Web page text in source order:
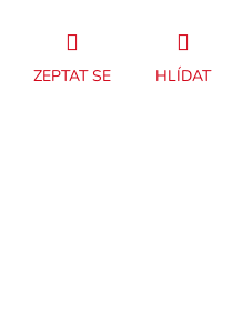
ZEPTAT SE HLÍDAT